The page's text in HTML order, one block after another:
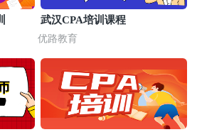
武汉CPA培训课程
优路教育